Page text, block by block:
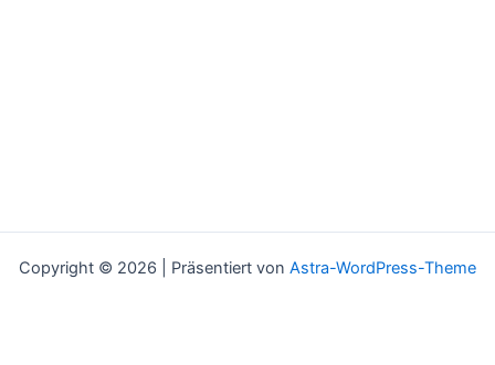
Copyright © 2026 | Präsentiert von Astra-WordPress-Theme